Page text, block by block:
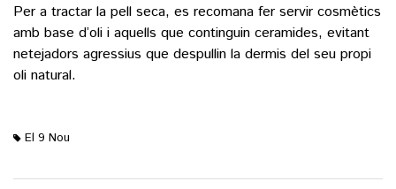
Per a tractar la pell seca, es recomana fer servir cosmètics
amb base d’oli i aquells que continguin ceramides, evitant
netejadors agressius que despullin la dermis del seu propi
oli natural.
El 9 Nou
M'agrada